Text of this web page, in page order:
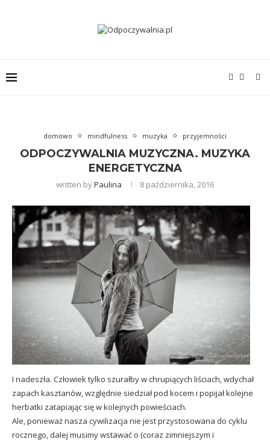
domowo mindfulness muzyka przyjemności
ODPOCZYWALNIA MUZYCZNA. MUZYKA
ENERGETYCZNA
written byPaulina 8 października, 2016
I nadeszła. Człowiek tylko szurałby w chrupiących liściach, wdychał
zapach kasztanów, względnie siedział pod kocem i popijał kolejne
herbatki zatapiając się w kolejnych powieściach.
Ale, ponieważ nasza cywilizacja nie jest przystosowana do cyklu
rocznego, dalej musimy wstawać o (coraz zimniejszym i